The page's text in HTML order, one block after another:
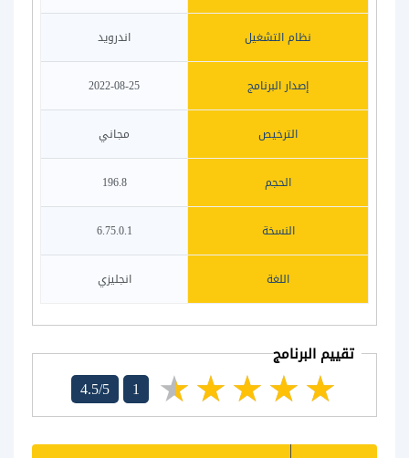
نظام التشغيل اندرويد
إصدار البرنامج 2022-08-25
الترخيص مجاني
الحجم 196.8
النسخة 6.75.0.1
اللغة انجليزي
تقييم البرنامج
4.5/5 1